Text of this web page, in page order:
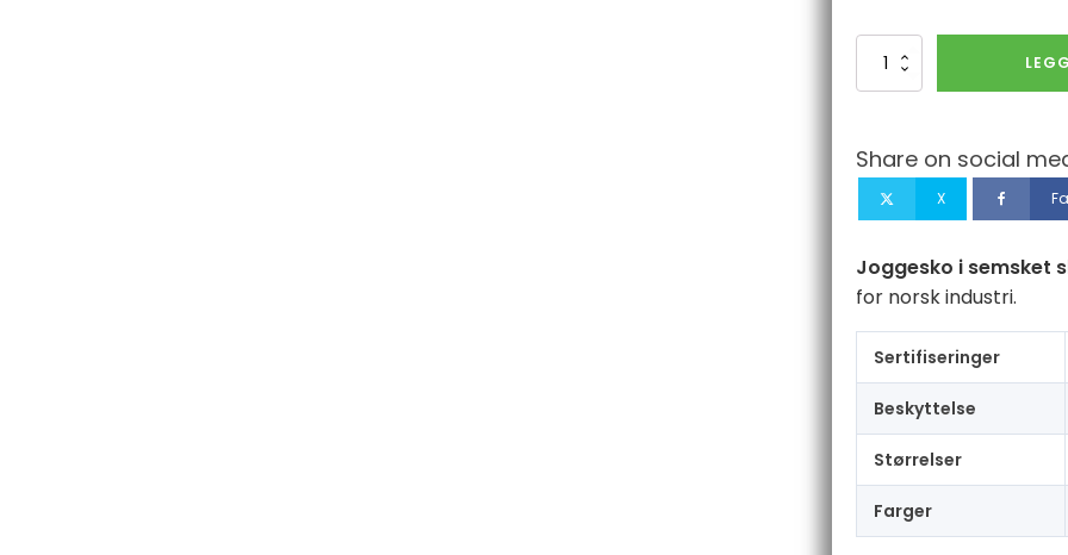
Joggesko
FO
Share on social
X
Joggesko i semsket
for norsk industri.
Sertifiseringer
Beskyttelse
Størrelser
Farger